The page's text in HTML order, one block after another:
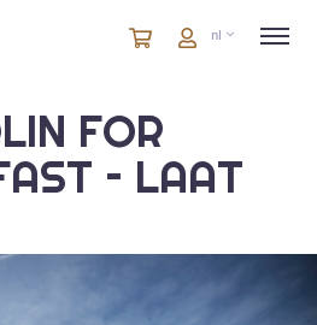
Winkelmandje
artikelen
Account
nl
FOR
– LAAT